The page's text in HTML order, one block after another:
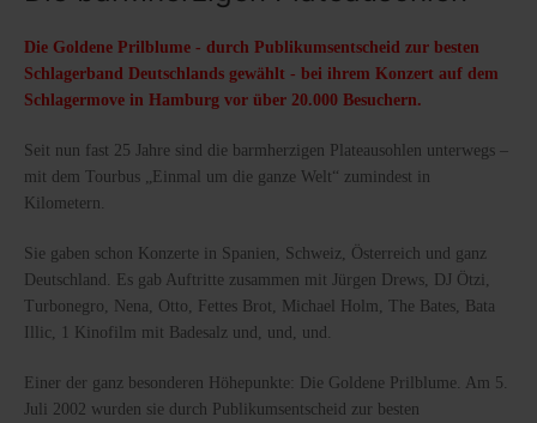
Die Goldene Prilblume - durch Publikumsentscheid zur besten
Schlagerband Deutschlands gewählt - bei ihrem Konzert auf dem
Schlagermove in Hamburg vor über 20.000 Besuchern.
Seit nun fast 25 Jahre sind die barmherzigen Plateausohlen unterwegs –
mit dem Tourbus „Einmal um die ganze Welt“ zumindest in
Kilometern.
Sie gaben schon Konzerte in Spanien, Schweiz, Österreich und ganz
Deutschland. Es gab Auftritte zusammen mit Jürgen Drews, DJ Ötzi,
Turbonegro, Nena, Otto, Fettes Brot, Michael Holm, The Bates, Bata
Illic, 1 Kinofilm mit Badesalz und, und, und.
Einer der ganz besonderen Höhepunkte: Die Goldene Prilblume. Am 5.
Juli 2002 wurden sie durch Publikumsentscheid zur besten